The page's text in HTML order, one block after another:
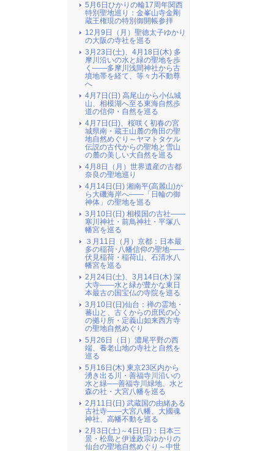
5月6日ひかりの輪17周年関西
特別聖地巡り：金峯山寺金剛
蔵王権現の特別御開帳参拝
12月9日（月）聖徳太子ゆかり
の大阪の寺社を巡る
3月23日(土)、4月18日(木) 多
摩川沿いの水と緑の聖地を歩
く――多摩川浅間神社から古
墳地帯を経て、等々力不動尊
へ
4月7日(日) 高尾山から小仏城
山、相模湖へ至る東海自然歩
道の信仰・自然を巡る
4月7日(日)、桜咲く初春の宮
城県南・蔵王山麓の角田の聖
地自然めぐり～ヤマトタケル
伝説の古代からの聖地と雪山
の麓の美しい大自然を巡る
4月8日（月）世界遺産の古都
奈良の聖地巡り
4月14日(日) 湘南平(高麗山)か
ら大磯海岸へ――「日輪の御
神体」の聖地を巡る
3月10日(日) 相模国の古社――
寒川神社・前鳥神社・平塚八
幡宮を巡る
３月11日（月）京都：日本最
多の稲荷･八幡信仰の聖地――
伏見稲荷・稲荷山、石清水八
幡宮を巡る
2月24日(土)、3月14日(木) 深
大寺――水と緑が豊かな東日
本最古の国宝仏の寺院を巡る
3月10日(日)仙台：禅の霊地・
蕃山と、古くからの庶民の心
の拠り所・定義山如来西方寺
の聖地自然めぐり
5月26日（日）濃尾平野の西
端、養老山地の寺社と自然を
巡る
5月16日(木) 東京23区内から
湧き出る川・善福寺川沿いの
水と緑──善福寺川緑地、水と
森の社・大宮八幡を巡る
2月11日(日) 武蔵国の由緒ある
古社寺――大宮八幡、大國魂
神社、高幡不動を巡る
2月3日(土)～4日(日)：日本三
景・松島と伊達政宗ゆかりの
仙台の聖地自然めぐり～中世